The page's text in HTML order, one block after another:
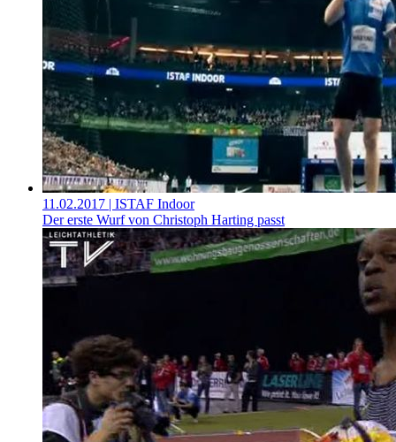
11.02.2017 | ISTAF Indoor
Der erste Wurf von Christoph Harting passt